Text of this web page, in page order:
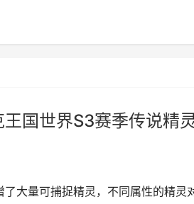
国世界S3赛季传说精灵
大量可捕捉精灵，不同属性的精灵